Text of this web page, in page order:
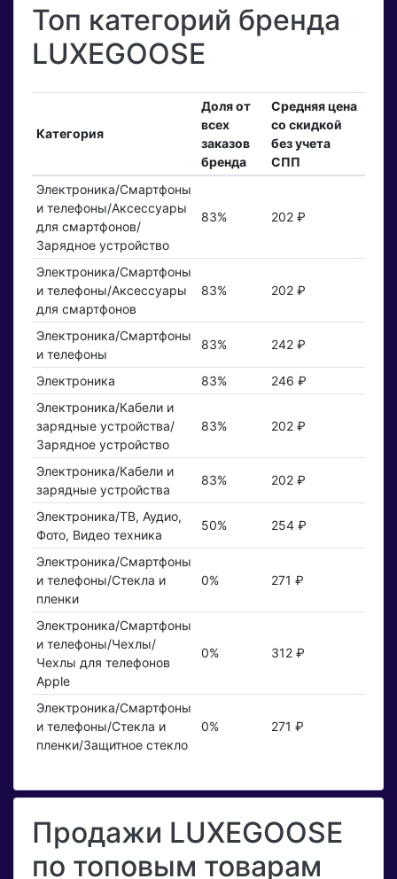
Топ категорий бренда
LUXEGOOSE
Категория
Доля от
всех
заказов
бренда
Средняя цена
со скидкой
без учета
СПП
Электроника/Смартфоны
и телефоны/Аксессуары
для смартфонов/
Зарядное устройство
83% 202 ₽
Электроника/Смартфоны
и телефоны/Аксессуары
для смартфонов
83% 202 ₽
Электроника/Смартфоны
и телефоны
83% 242 ₽
Электроника 83%
246 ₽
Электроника/Кабели и
зарядные устройства/
Зарядное устройство
83% 202 ₽
Электроника/Кабели и
зарядные устройства
83% 202 ₽
Электроника/ТВ, Аудио,
Фото, Видео техника
50% 254 ₽
Электроника/Смартфоны
и телефоны/Стекла и
пленки
0% 271 ₽
Электроника/Смартфоны
и телефоны/Чехлы/
Чехлы для телефонов
Apple
0% 312 ₽
Электроника/Смартфоны
и телефоны/Стекла и
пленки/Защитное стекло
0% 271 ₽
Продажи LUXEGOOSE
по топовым товарам